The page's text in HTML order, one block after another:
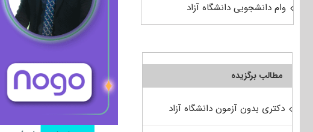
وام دانشجویی دانشگاه آزاد
مطالب برگزیده
دکتری بدون آزمون دانشگاه آزاد